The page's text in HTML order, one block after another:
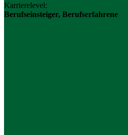
Karrierelevel:
Berufseinsteiger, Berufserfahrene